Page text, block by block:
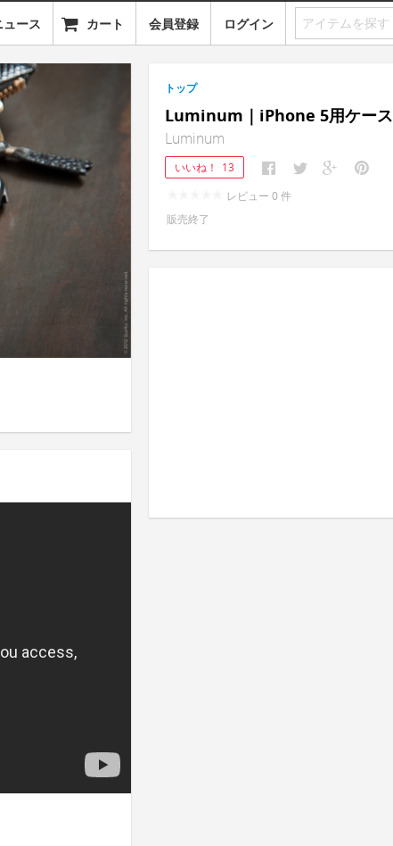
ュース カート 会員登録 ログイン
トップ
Luminum｜iPhone 5用ケース
Luminum
いいね！
13
レビュー 0 件
販売終了